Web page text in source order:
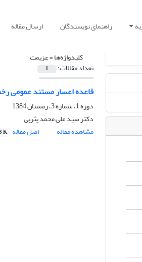
راهنمای نویسندگان ارسال مقاله
کلیدواژه‌ها =عزیمت
تعداد مقالات: 1
قاعده اعسار مستند عمومی
دوره 1، شماره 3، زمستان 1384
دکتر سید علی محمد یثربی
مشاهده مقاله
اصل مقاله K